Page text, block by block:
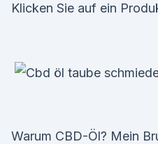
Klicken Sie auf ein
Warum CBD-Öl? Mein